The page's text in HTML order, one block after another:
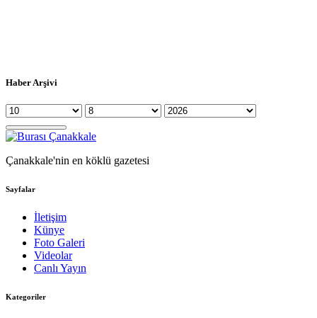
Haber Arşivi
Çanakkale'nin en köklü gazetesi
Sayfalar
İletişim
Künye
Foto Galeri
Videolar
Canlı Yayın
Kategoriler